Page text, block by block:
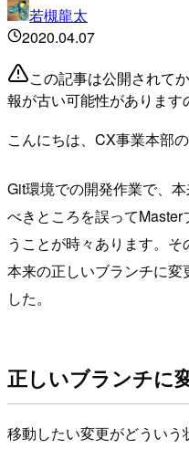
若槻龍太
2020.04.07
この記事は公開されて
報が古い可能性があります
こんにちは、CX事業本部の
Git環境での開発作業で、
べきところを誤って
うことが時々あります。
本来の正しいブランチに変
した。
正しいブランチに
移動したい変更がどうい